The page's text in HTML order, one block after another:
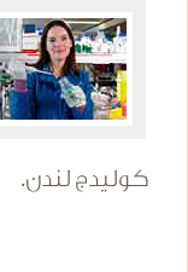
كوليدج لندن.